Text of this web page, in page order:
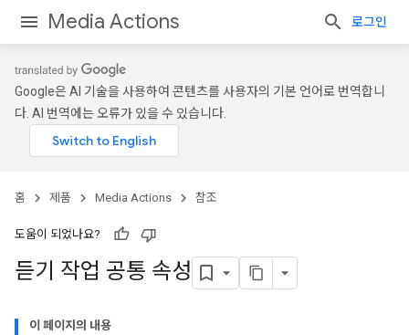
Media Actions 로그인
Google은 AI 기술을 사용하여 콘텐츠를 사용자의 기본 언어로 번역합니
다. AI 번역에는 오류가 있을 수 있습니다.
홈 제품 Media Actions 참조
도움이 되었나요?
듣기 작업 공통 속성
이 페이지의 내용